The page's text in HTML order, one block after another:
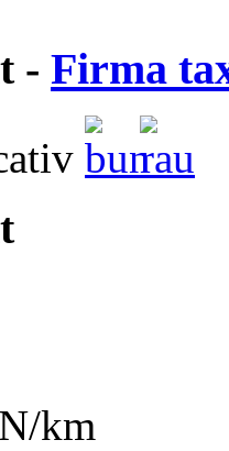
- Firma
km